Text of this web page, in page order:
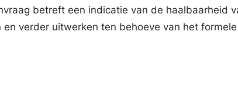
betreft een indicatie van de haalbaarheid
verder uitwerken ten behoeve van het